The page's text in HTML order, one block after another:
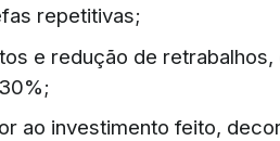
repetitivas;
e redução de retrabalhos,
ao investimento feito,